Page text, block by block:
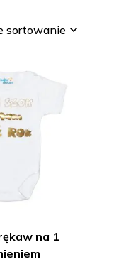
sortowanie